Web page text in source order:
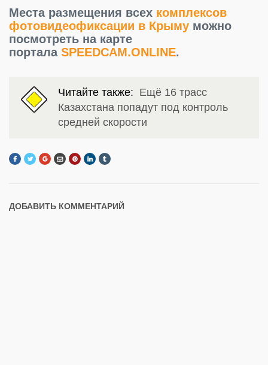
Места размещения всех комплексов
фотовидеофиксации в Крыму можно
посмотреть на карте
портала SPEEDCAM.ONLINE.
Читайте также: Ещё 16 трасс
Казахстана попадут под контроль
средней скорости
ДОБАВИТЬ КОММЕНТАРИЙ